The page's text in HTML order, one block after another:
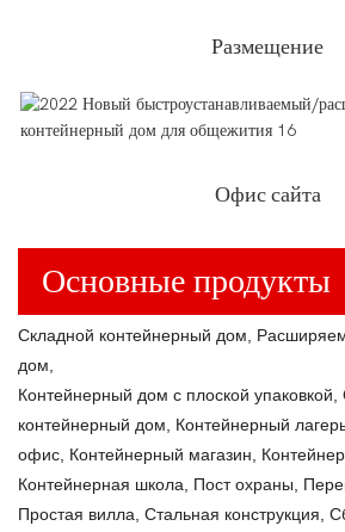
Размещение
Офис сайта
Основные продукты
Складной контейнерный дом,
дом,
Контейнерный дом с плоской
контейнерный дом, Контейнерный
офис, Контейнерный магазин,
Контейнерная школа, Пост охраны,
Простая вилла, Стальная конструкция,